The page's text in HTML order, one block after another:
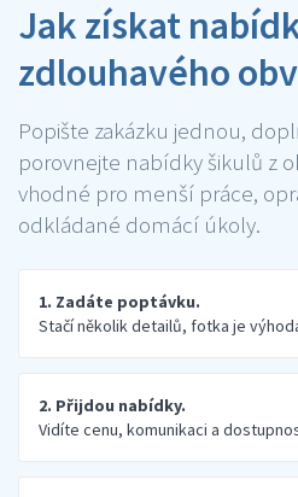
Jak získat
zdlouhavého
Popište zakázku jednou,
porovnejte nabídky šikulů z
vhodné pro menší práce,
odkládané domácí úkoly.
1. Zadáte poptávku.
Stačí několik detailů, fotka je
2. Přijdou nabídky.
Vidíte cenu, komunikaci a